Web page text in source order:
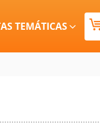
TEMÁTICAS